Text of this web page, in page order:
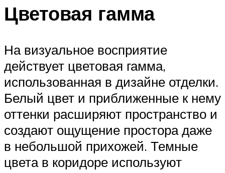
Цветовая гамма
На визуальное восприятие
действует цветовая гамма,
использованная в дизайне отделки.
Белый цвет и приближенные к нему
оттенки расширяют пространство и
создают ощущение простора даже
в небольшой прихожей. Темные
цвета в коридоре используют